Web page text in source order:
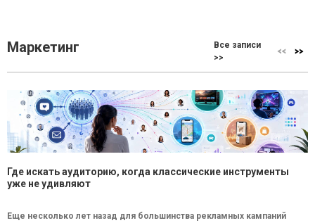
Маркетинг
Все записи
>>
Где искать аудиторию, когда классические инструменты
уже не удивляют
Еще несколько лет назад для большинства рекламных кампаний